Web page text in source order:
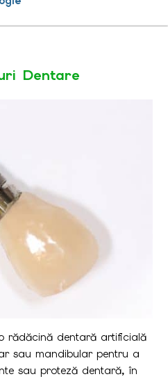
Dentare
rădăcină dentară artificială
sau mandibular pentru a
sau proteză dentară, în